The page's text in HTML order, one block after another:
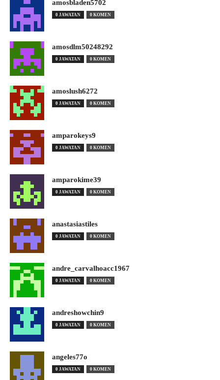
amosbladen5702
0 JAWATAN 0 KOMEN
amosdlm50248292
0 JAWATAN 0 KOMEN
amoslush6272
0 JAWATAN 0 KOMEN
amparokeys9
0 JAWATAN 0 KOMEN
amparokime39
0 JAWATAN 0 KOMEN
anastasiastiles
0 JAWATAN 0 KOMEN
andre_carvalhoacc1967
0 JAWATAN 0 KOMEN
andreshowchin9
0 JAWATAN 0 KOMEN
angeles77o
0 JAWATAN 0 KOMEN